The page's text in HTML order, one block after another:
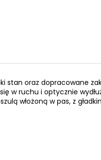
oraz dopracowane
w ruchu i optycznie
włożoną w pas, z